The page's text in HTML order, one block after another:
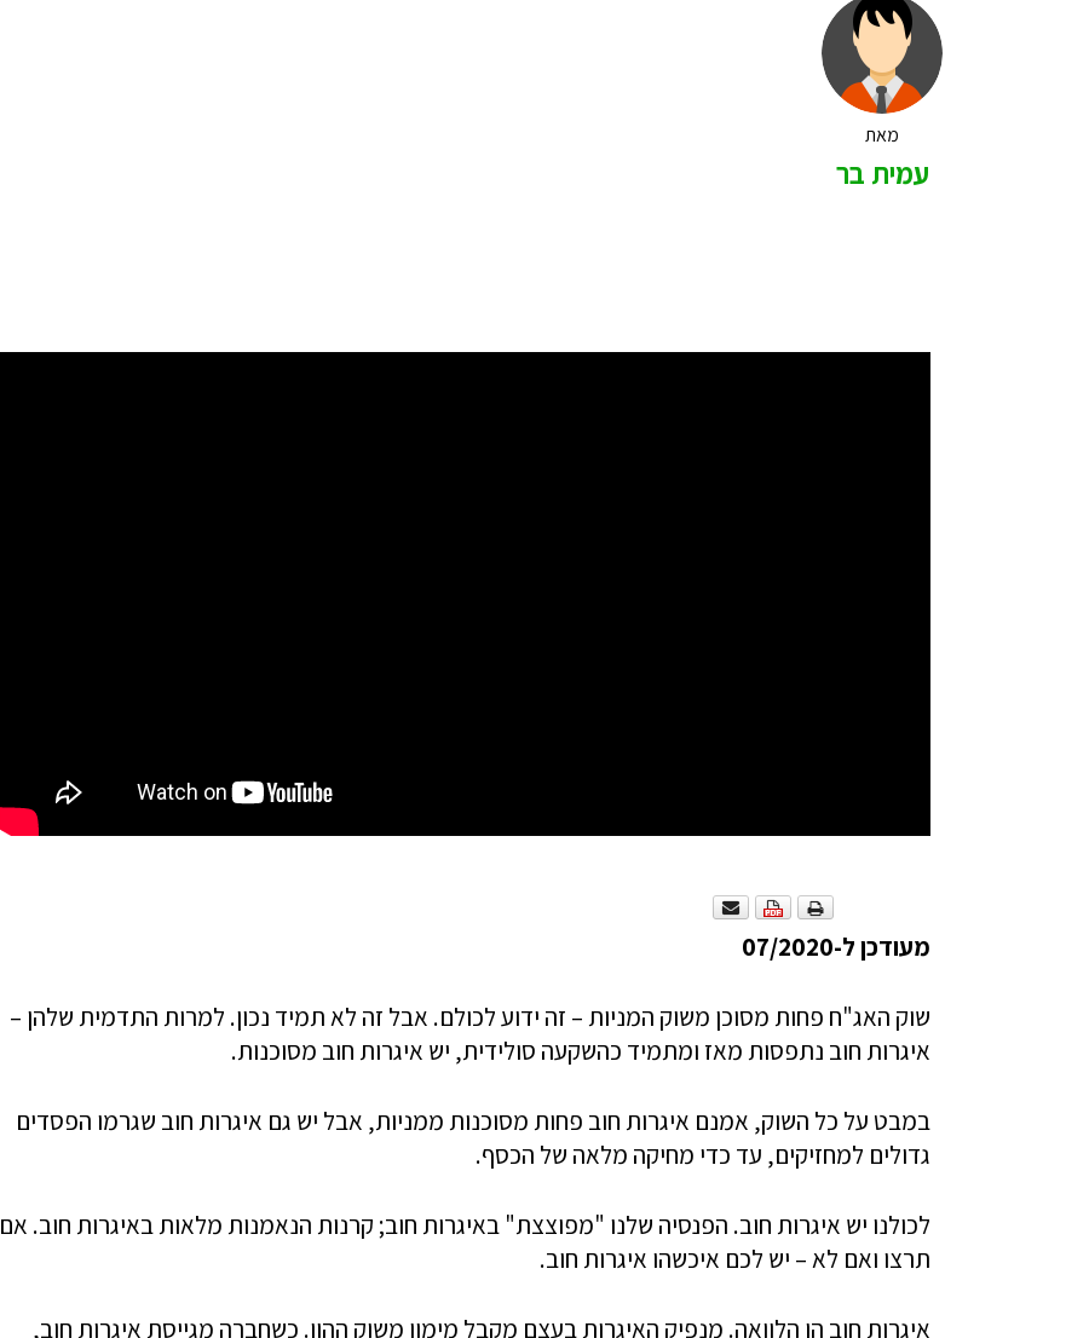
מאת
עמית בר
מעודכן ל-07/2020
שוק האג"ח פחות מסוכן משוק המניות – זה ידוע לכולם. אבל זה לא תמיד נכון. למרות התדמית שלהן –
איגרות חוב נתפסות מאז ומתמיד כהשקעה סולידית, יש איגרות חוב מסוכנות.
במבט על כל השוק, אמנם איגרות חוב פחות מסוכנות ממניות, אבל יש גם איגרות חוב שגרמו הפסדים
גדולים למחזיקים, עד כדי מחיקה מלאה של הכסף.
לכולנו יש איגרות חוב. הפנסיה שלנו "מפוצצת" באיגרות חוב; קרנות הנאמנות מלאות באיגרות חוב. אם
תרצו ואם לא – יש לכם איכשהו איגרות חוב.
איגרות חוב הן הלוואה. מנפיק האיגרות בעצם מקבל מימון משוק ההון. כשחברה מגייסת איגרות חוב,